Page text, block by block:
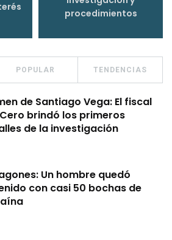
procedimientos
POPULAR TENDENCIAS
de Santiago Vega: El fiscal
brindó los primeros
de la investigación
Un hombre quedó
con casi 50 bochas de